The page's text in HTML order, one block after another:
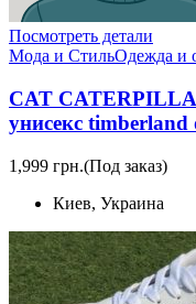
Посмотреть детали
Мода и СтильОдежда и
CAT
унисекс
1,999 грн.(Под заказ)
Киев, Украина